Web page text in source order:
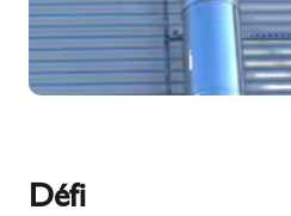
Défi